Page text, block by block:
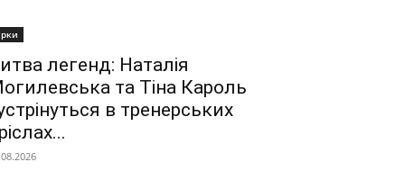
легенд: Наталія
та Тіна Кароль
в тренерських